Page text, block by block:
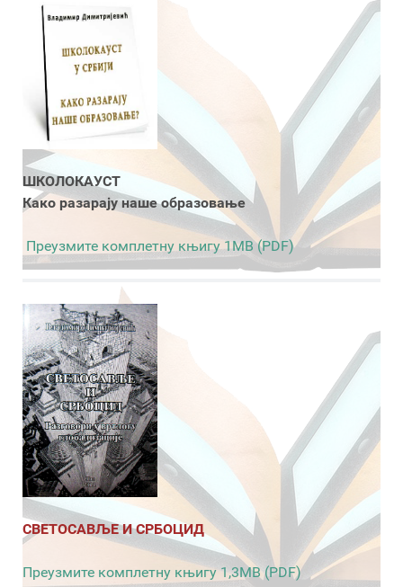
ШКОЛОКАУСТ
Како разарају наше образовање
Преузмите комплетну књигу 1MB (PDF)
СВЕТОСАВЉЕ И СРБОЦИД
Преузмите комплетну књигу 1,3MB (PDF)